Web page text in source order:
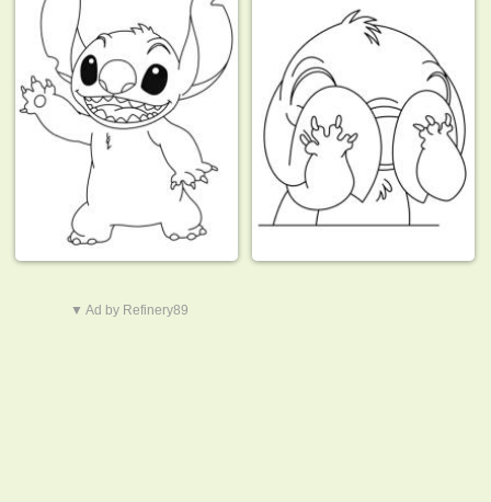
▼ Ad by Refinery89